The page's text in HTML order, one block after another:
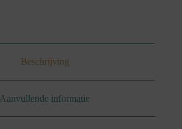
Beschrijving
Aanvullende informatie